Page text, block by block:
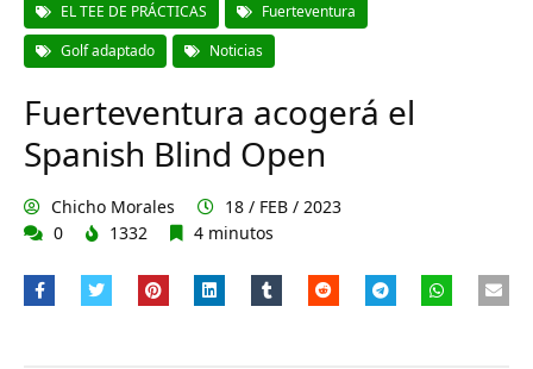
EL TEE DE PRÁCTICAS
Fuerteventura
Golf adaptado
Noticias
Fuerteventura acogerá el
Spanish Blind Open
Chicho Morales
18 / FEB / 2023
0
1332 4 minutos